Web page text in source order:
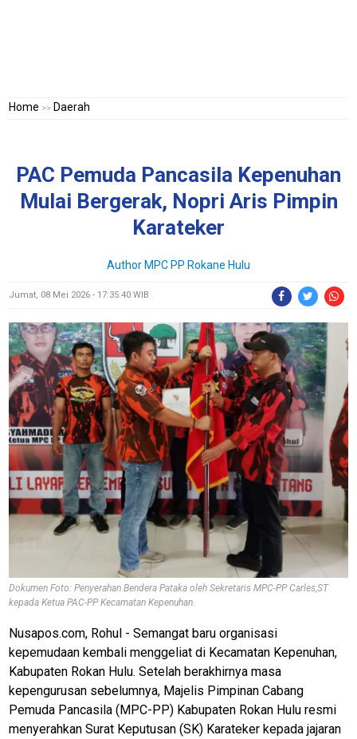
Home >> Daerah
PAC Pemuda Pancasila Kepenuhan
Mulai Bergerak, Nopri Aris Pimpin
Karateker
Author MPC PP Rokane Hulu
Jumat, 08 Mei 2026 - 17:35:40 WIB
Dokumen Foto: Penyerahan Bendera Pataka oleh Sekretaris MPC-PP Carles,ST
kepada Ketua PAC-PP Kecamatan Kepenuhan.
Nusapos.com, Rohul - Semangat baru organisasi
kepemudaan kembali menggeliat di Kecamatan Kepenuhan,
Kabupaten Rokan Hulu. Setelah berakhirnya masa
kepengurusan sebelumnya, Majelis Pimpinan Cabang
Pemuda Pancasila (MPC-PP) Kabupaten Rokan Hulu resmi
menyerahkan Surat Keputusan (SK) Karateker kepada jajaran